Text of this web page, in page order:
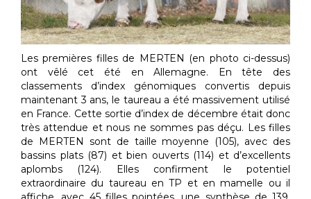
Les premières filles de MERTEN (en photo ci-dessus)
ont vêlé cet été en Allemagne. En tête des
classements d’index génomiques convertis depuis
maintenant 3 ans, le taureau a été massivement utilisé
en France. Cette sortie d’index de décembre était donc
très attendue et nous ne sommes pas déçu. Les filles
de MERTEN sont de taille moyenne (105), avec des
bassins plats (87) et bien ouverts (114) et d’excellents
aplombs (124). Elles confirment le potentiel
extraordinaire du taureau en TP et en mamelle ou il